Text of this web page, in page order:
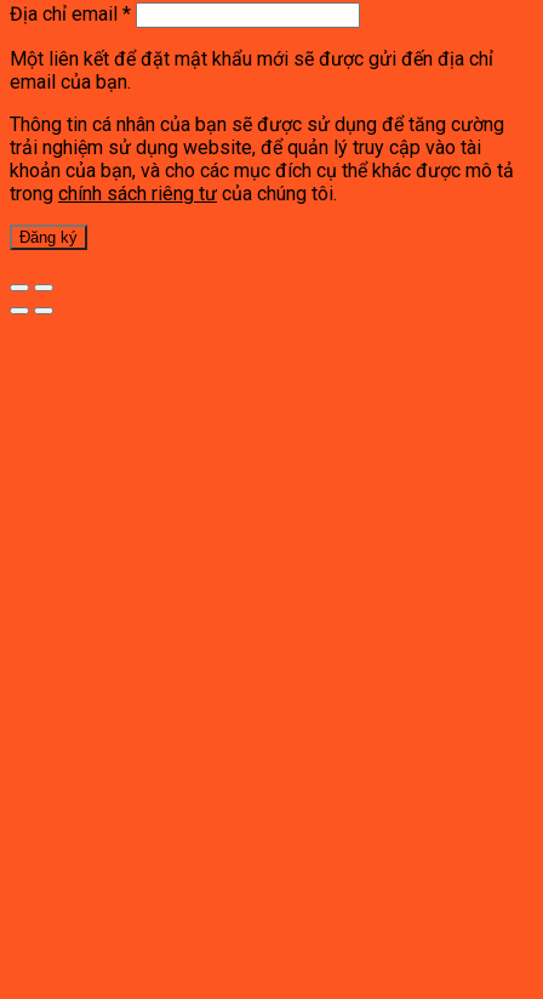
Địa chỉ email *
Một liên kết để đặt mật khẩu mới sẽ được gửi đến địa chỉ
email của bạn.
Thông tin cá nhân của bạn sẽ được sử dụng để tăng cường
trải nghiệm sử dụng website, để quản lý truy cập vào tài
khoản của bạn, và cho các mục đích cụ thể khác được mô tả
trong chính sách riêng tư của chúng tôi.
Đăng ký